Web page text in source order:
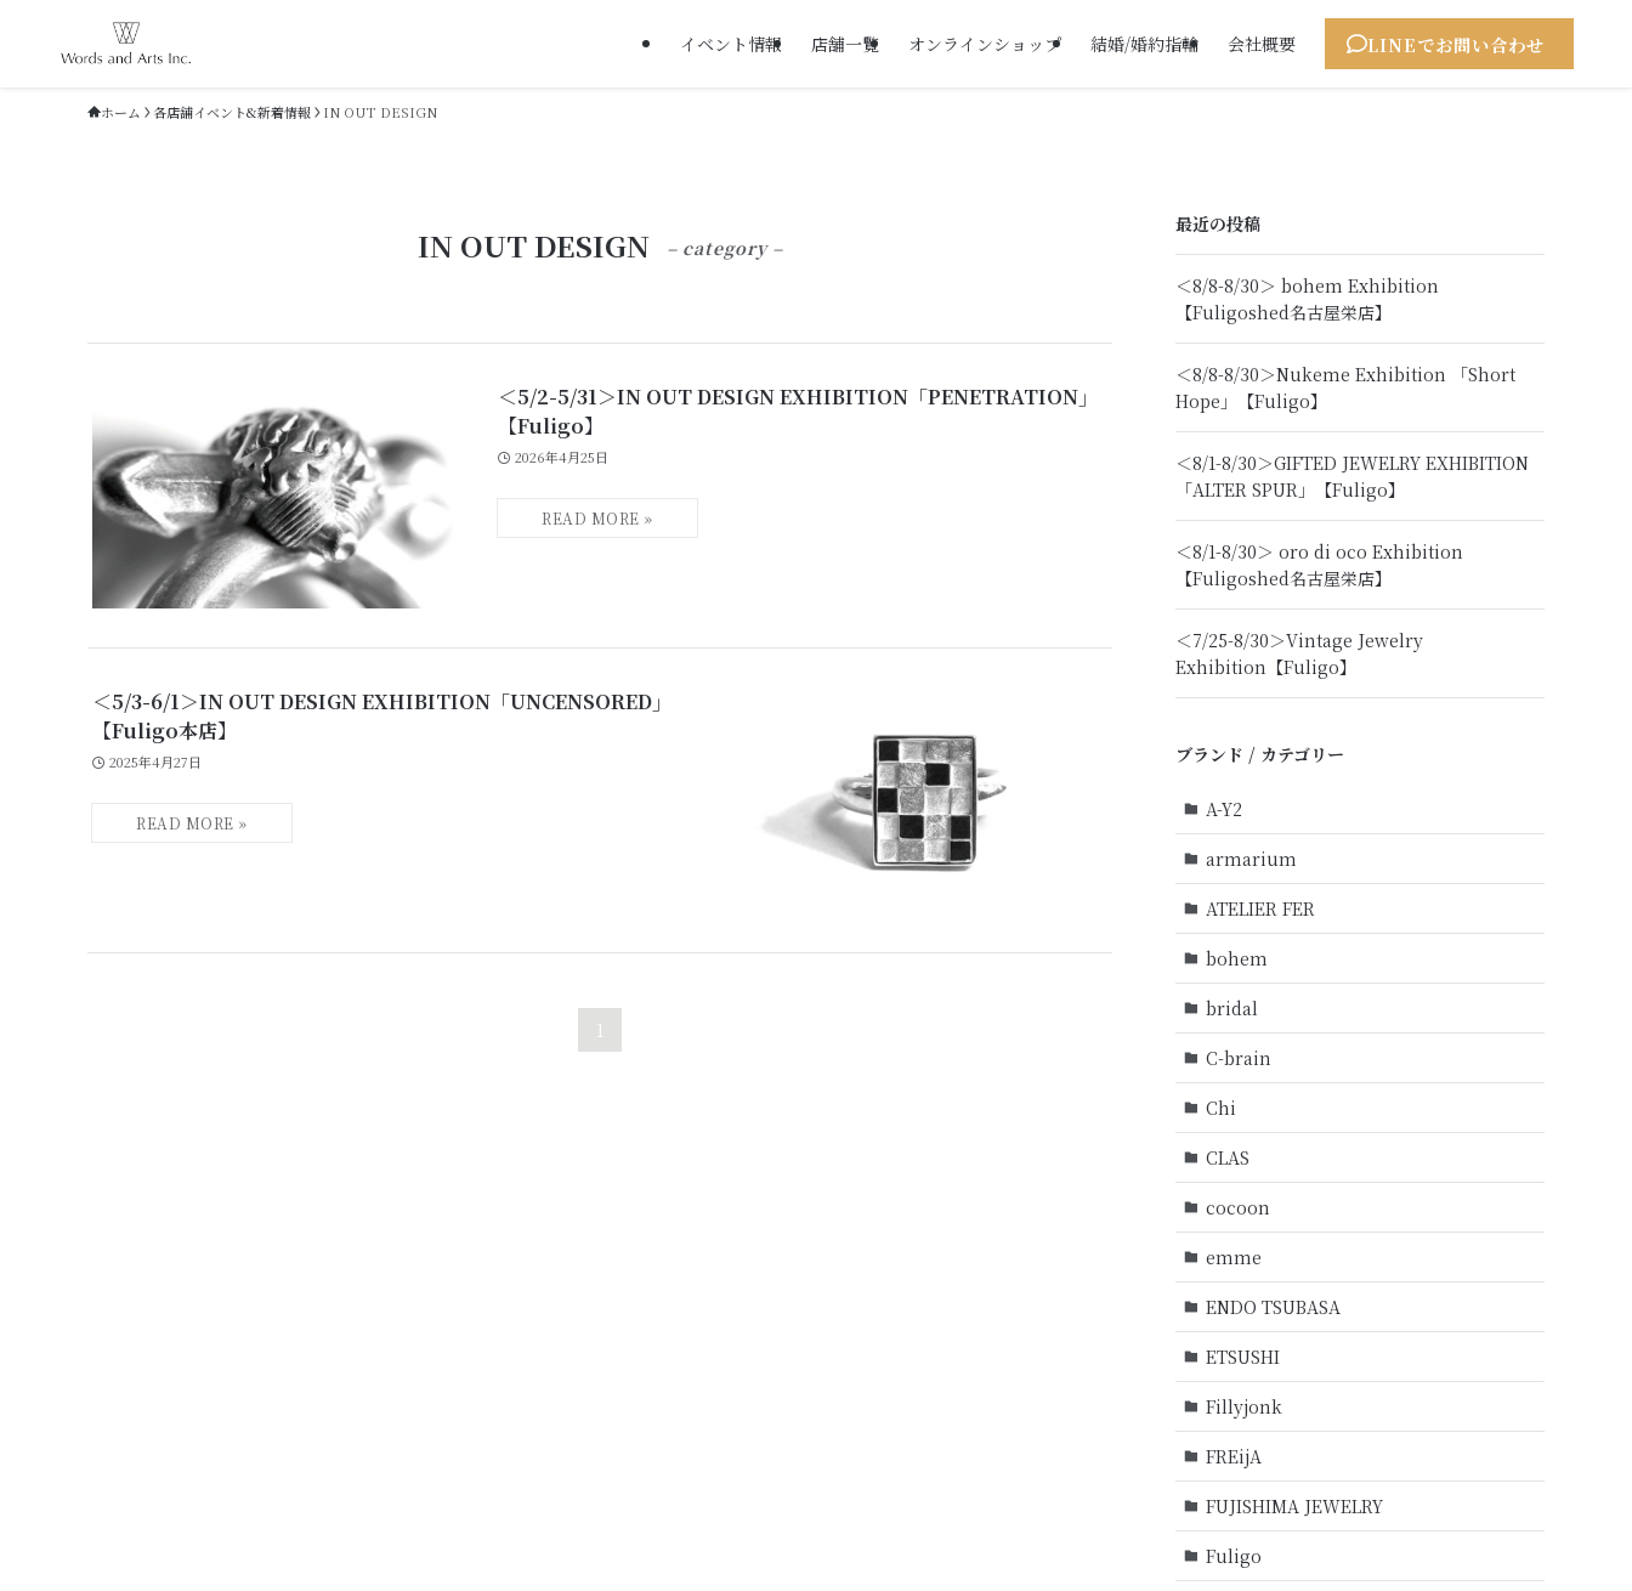
イベント情報 店舗一覧 オンラインショップ 結婚/婚約指輪 会社概要 LINEでお問い合わせ
ホーム 各店舗イベント&新着情報 IN OUT DESIGN
IN OUT DESIGN – category –
＜5/2-5/31＞IN OUT DESIGN EXHIBITION「PENETRATION」
【Fuligo】
2026年4月25日
＜5/3-6/1＞IN OUT DESIGN EXHIBITION「UNCENSORED」
【Fuligo本店】
2025年4月27日
1
最近の投稿
＜8/8-8/30＞ bohem Exhibition
【Fuligoshed名古屋栄店】
＜8/8-8/30＞Nukeme Exhibition 「Short
Hope」【Fuligo】
＜8/1-8/30＞GIFTED JEWELRY EXHIBITION
「ALTER SPUR」【Fuligo】
＜8/1-8/30＞ oro di oco Exhibition
【Fuligoshed名古屋栄店】
＜7/25-8/30＞Vintage Jewelry
Exhibition【Fuligo】
ブランド / カテゴリー
A-Y2
armarium
ATELIER FER
bohem
bridal
C-brain
Chi
CLAS
cocoon
emme
ENDO TSUBASA
ETSUSHI
Fillyjonk
FREijA
FUJISHIMA JEWELRY
Fuligo